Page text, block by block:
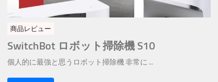
商品レビュー
SwitchBot ロボット掃除機 S10
個人的に最強と思うロボット掃除機 非常に ...